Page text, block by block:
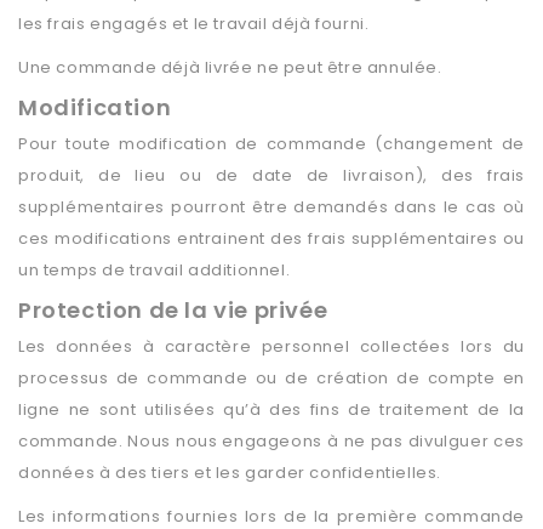
les frais engagés et le travail déjà fourni.
Une commande déjà livrée ne peut être annulée.
Modification
Pour toute modification de commande (changement de
produit, de lieu ou de date de livraison), des frais
supplémentaires pourront être demandés dans le cas où
ces modifications entrainent des frais supplémentaires ou
un temps de travail additionnel.
Protection de la vie privée
Les données à caractère personnel collectées lors du
processus de commande ou de création de compte en
ligne ne sont utilisées qu’à des fins de traitement de la
commande. Nous nous engageons à ne pas divulguer ces
données à des tiers et les garder confidentielles.
Les informations fournies lors de la première commande